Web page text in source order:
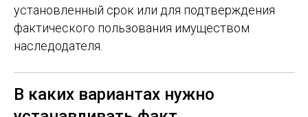
установленный срок или для подтверждения
фактического пользования имуществом
наследодателя.
В каких вариантах нужно